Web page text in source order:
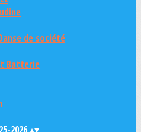
de société
Batterie